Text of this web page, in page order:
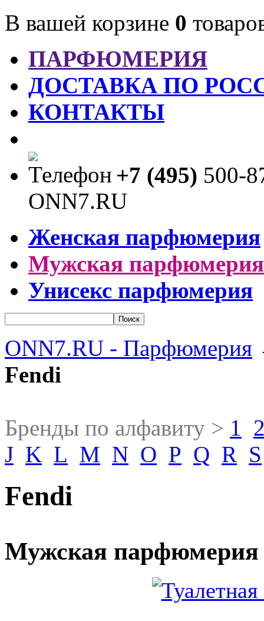
В вашей корзине 0
ПАРФЮМЕРИЯ
ДОСТАВКА ПО
КОНТАКТЫ
+7 (495) 500-
Женская парфюмерия
Мужская парфюмерия
Унисекс парфюмерия
ONN7.RU - Парфюмерия
Fendi
Бренды по алфавиту > 1
J K L M N O P Q R S
Fendi
Мужская парфюмерия